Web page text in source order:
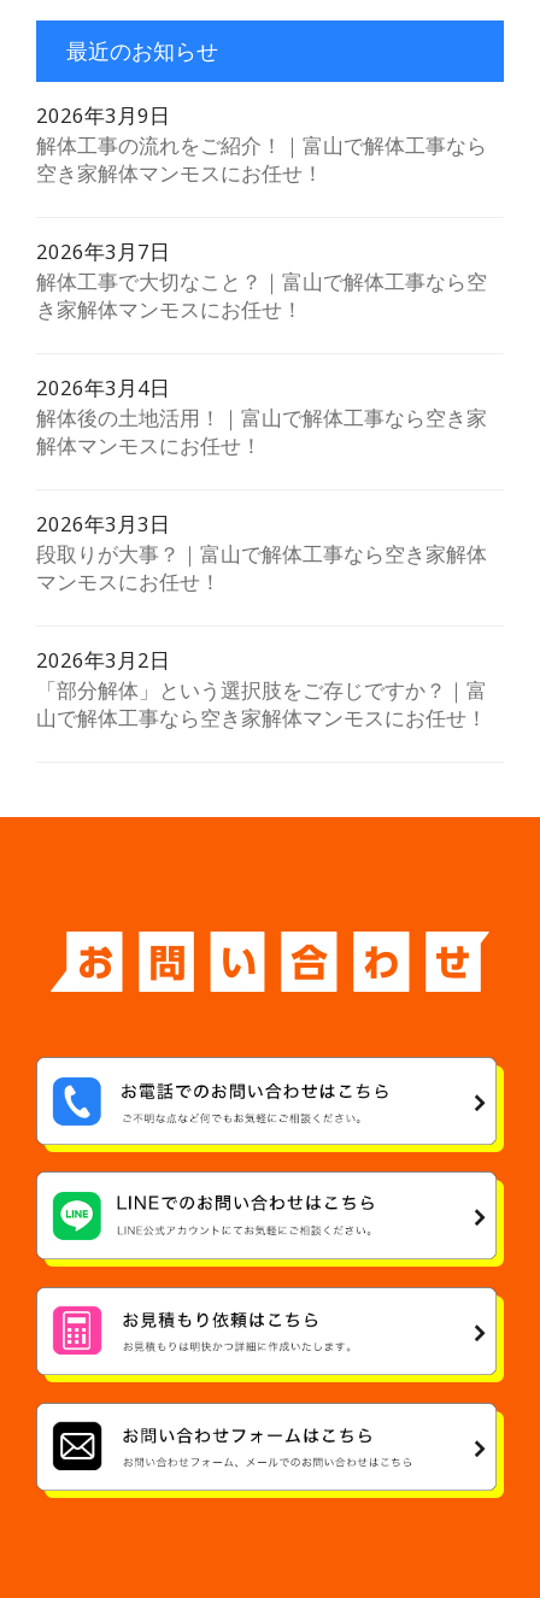
最近のお知らせ
2026年3月9日
解体工事の流れをご紹介！｜富山で解体工事なら
空き家解体マンモスにお任せ！
2026年3月7日
解体工事で大切なこと？｜富山で解体工事なら空
き家解体マンモスにお任せ！
2026年3月4日
解体後の土地活用！｜富山で解体工事なら空き家
解体マンモスにお任せ！
2026年3月3日
段取りが大事？｜富山で解体工事なら空き家解体
マンモスにお任せ！
2026年3月2日
「部分解体」という選択肢をご存じですか？｜富
山で解体工事なら空き家解体マンモスにお任せ！